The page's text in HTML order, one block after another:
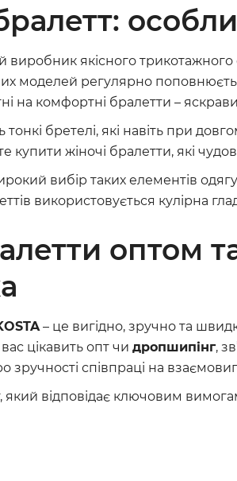
виробник якісного трикотажного
моделей регулярно
на комфортні бралетти –
бретелі, які навіть при
купити жіночі бралетти, які
вибір таких елементів
використовується кулірна
оптом
– це вигідно, зручно та
цікавить опт чи дропшипінг,
зручності співпраці на
відповідає ключовим вимогам